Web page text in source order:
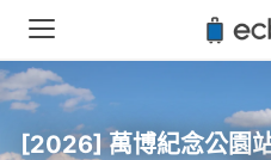
[2026] 萬博紀念公園